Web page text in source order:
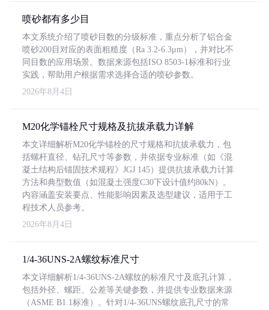
喷砂都有多少目
本文系统介绍了喷砂目数的分级标准，重点分析了铝合金
喷砂200目对应的表面粗糙度（Ra 3.2-6.3μm），并对比不
同目数的应用场景。数据来源包括ISO 8503-1标准和行业
实践，帮助用户根据需求选择合适的喷砂参数。
2026年8月4日
M20化学锚栓尺寸规格及抗拔承载力详解
本文详细解析M20化学锚栓的尺寸规格和抗拔承载力，包
括螺杆直径、钻孔尺寸等参数，并依据专业标准（如《混
凝土结构后锚固技术规程》JGJ 145）提供抗拔承载力计算
方法和典型数值（如混凝土强度C30下设计值约80kN）。
内容涵盖安装要点、性能影响因素及选型建议，适用于工
程技术人员参考。
2026年8月4日
1/4-36UNS-2A螺纹标准尺寸
本文详细解析1/4-36UNS-2A螺纹的标准尺寸及底孔计算，
包括外径、螺距、公差等关键参数，并提供专业数据来源
（ASME B1.1标准）。针对1/4-36UNS螺纹底孔尺寸的常